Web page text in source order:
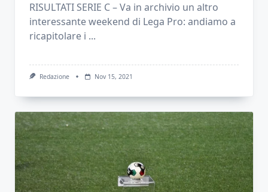
RISULTATI SERIE C – Va in archivio un altro
interessante weekend di Lega Pro: andiamo a
ricapitolare i ...
Redazione Nov 15, 2021